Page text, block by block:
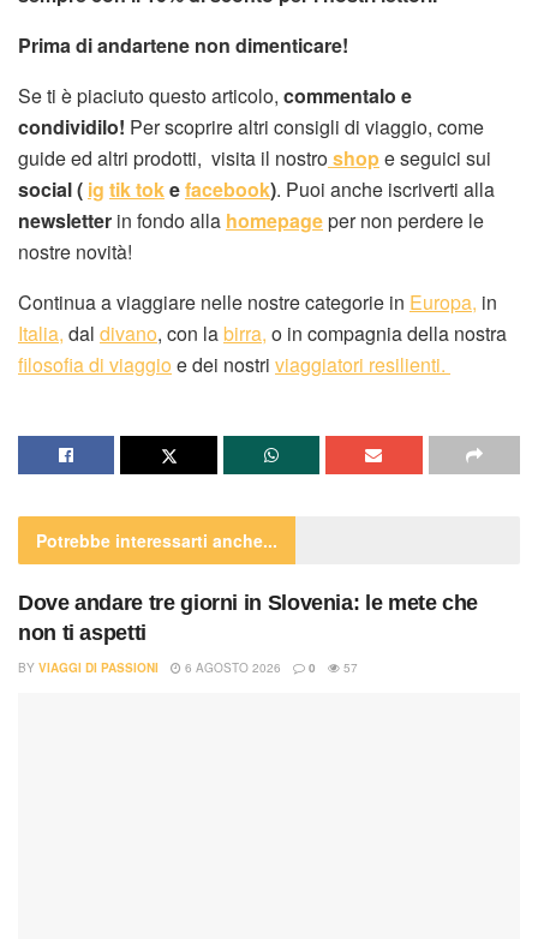
Prima di andartene non dimenticare!
Se ti è piaciuto questo articolo, commentalo e
condividilo! Per scoprire altri consigli di viaggio, come
guide ed altri prodotti, visita il nostroshope seguici sui
social ( ig tik tokefacebook). Puoi anche iscriverti alla
newsletter in fondo alla homepageper non perdere le
nostre novità!
Continua a viaggiare nelle nostre categorie in Europa, in
Italia, dal divano, con labirra, o in compagnia della nostra
filosofia di viaggio e dei nostri viaggiatori resilienti.
Potrebbe interessarti anche...
Dove andare tre giorni in Slovenia: le mete che
non ti aspetti
BY VIAGGI DI PASSIONI 6 AGOSTO 2026 0 57